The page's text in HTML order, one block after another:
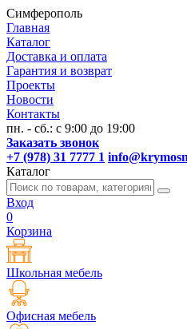
Симферополь
Главная
Каталог
Доставка и оплата
Гарантия и возврат
Проекты
Новости
Контакты
пн. - сб.: с 9:00 до 19:00
Заказать звонок
+7 (978) 31 7777 1
Каталог
Вход
0
Корзина
Школьная мебель
Офисная мебель